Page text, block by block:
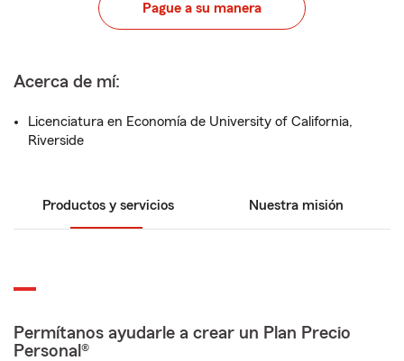
Pague a su manera
Acerca de mí:
Licenciatura en Economía de University of California,
Riverside
Productos y servicios Nuestra misión
Permítanos ayudarle a crear un Plan Precio
Personal®